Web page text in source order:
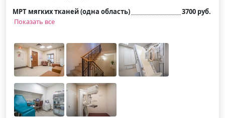
МРТ мягких тканей (одна область)
3700 руб.
Показать все